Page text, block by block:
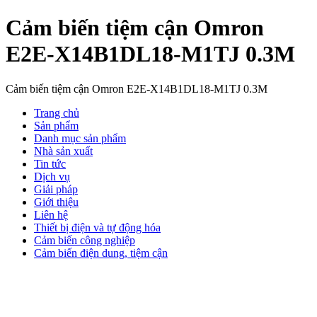
Cảm biến tiệm cận Omron
E2E-X14B1DL18-M1TJ 0.3M
Cảm biến tiệm cận Omron E2E-X14B1DL18-M1TJ 0.3M
Trang chủ
Sản phẩm
Danh mục sản phẩm
Nhà sản xuất
Tin tức
Dịch vụ
Giải pháp
Giới thiệu
Liên hệ
Thiết bị điện và tự động hóa
Cảm biến công nghiệp
Cảm biến điện dung, tiệm cận